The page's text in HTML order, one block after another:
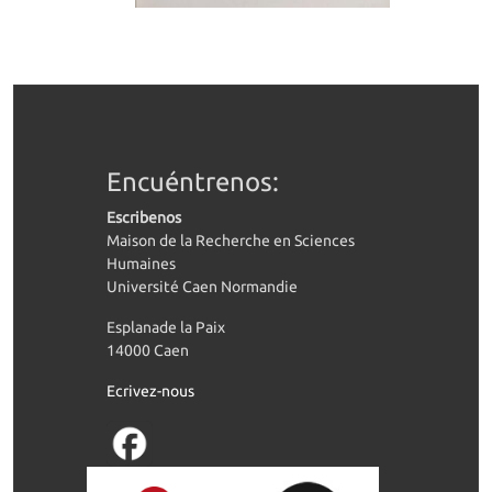
Encuéntrenos:
Escribenos
Maison de la Recherche en Sciences
Humaines
Université Caen Normandie
Esplanade la Paix
14000 Caen
Ecrivez-nous